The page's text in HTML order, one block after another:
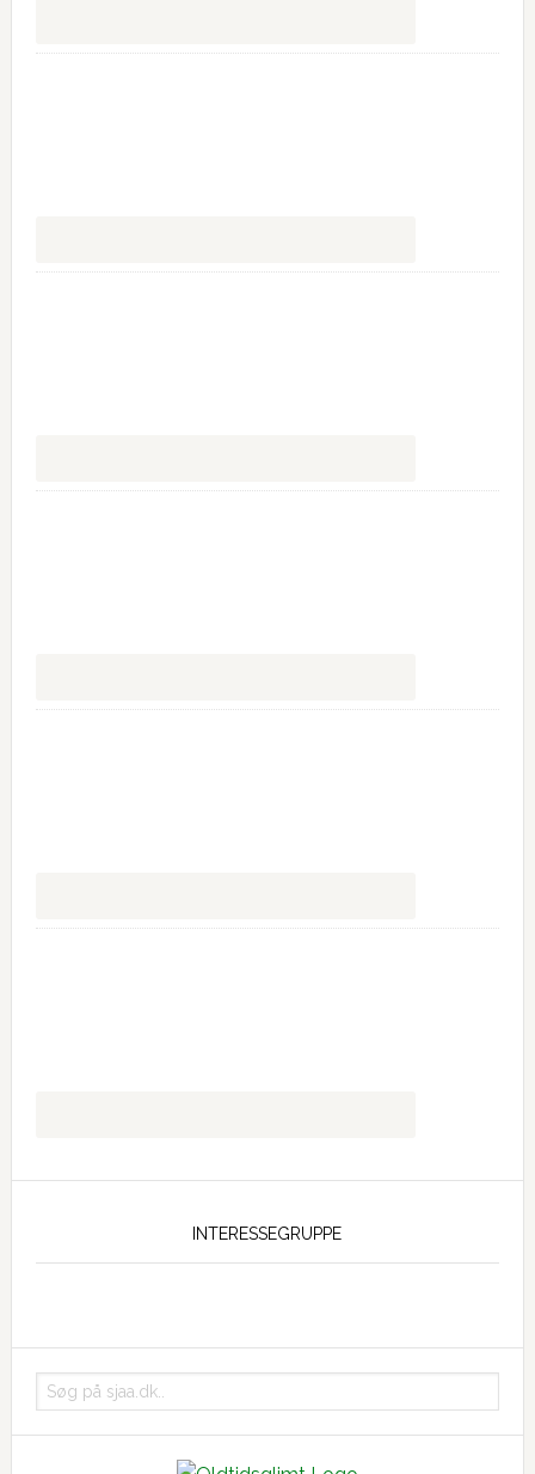
INTERESSEGRUPPE
Søg
på